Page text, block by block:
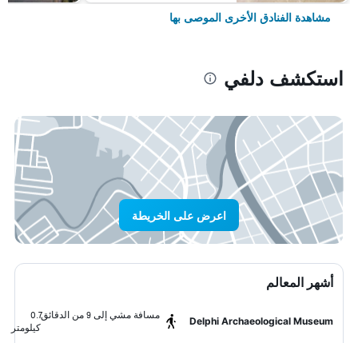
مشاهدة الفنادق الأخرى الموصى بها
استكشف دلفي
اعرض على الخريطة
أشهر المعالم
Delphi Archaeological Museum
مسافة مشي إلى 9 من الدقائق
0.7
كيلومتر